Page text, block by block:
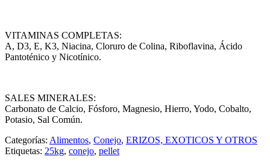
VITAMINAS COMPLETAS:
A, D3, E, K3, Niacina, Cloruro de Colina, Riboflavina, Ácido
Pantoténico y Nicotínico.
SALES MINERALES:
Carbonato de Calcio, Fósforo, Magnesio, Hierro, Yodo, Cobalto,
Potasio, Sal Común.
Categorías: Alimentos, Conejo, ERIZOS, EXOTICOS Y OTROS
Etiquetas: 25kg, conejo, pellet